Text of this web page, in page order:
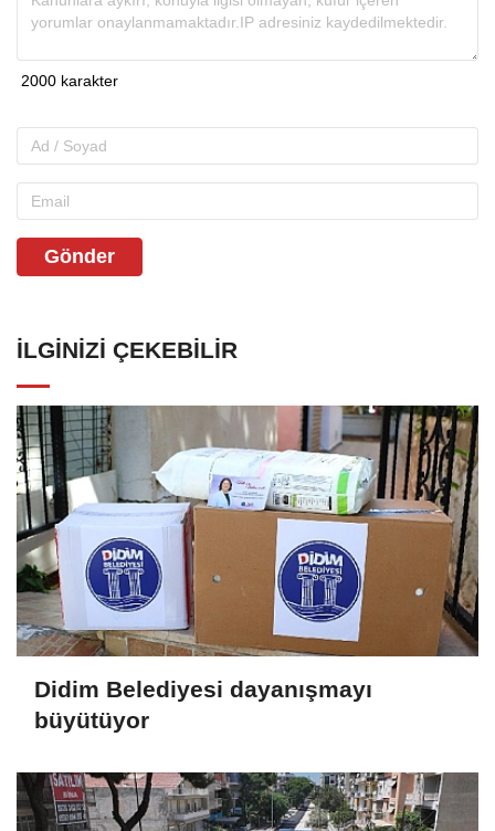
Gönder
İLGINIZI ÇEKEBILIR
Didim Belediyesi dayanışmayı
büyütüyor